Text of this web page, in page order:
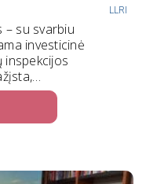
LLRI
– su svarbiu
investicinė
inspekcijos